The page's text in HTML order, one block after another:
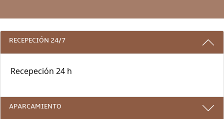
3 RAZONES PARA ALOJARSE CON
RECEPECIÓN 24/7
Recepeción 24 h
APARCAMIENTO